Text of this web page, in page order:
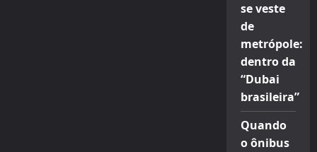
se veste
de
metrópole:
dentro da
“Dubai
brasileira”
Quando
o ônibus